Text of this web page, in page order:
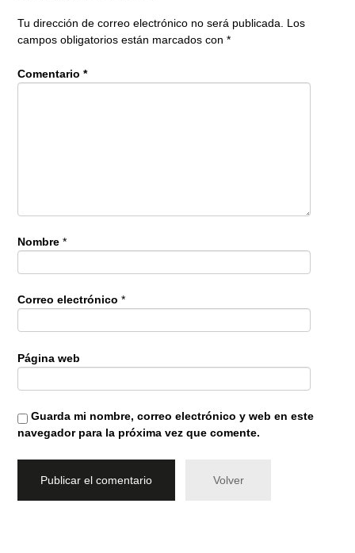
Tu dirección de correo electrónico no será publicada.
Los
campos obligatorios están marcados con *
Comentario *
Nombre *
Correo electrónico *
Página web
Guarda mi nombre, correo electrónico y web en este
navegador para la próxima vez que comente.
Volver